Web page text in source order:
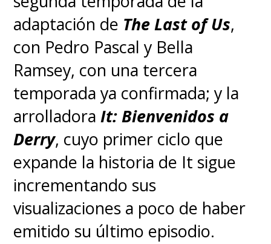
adaptación de The Last of Us,
con Pedro Pascal y Bella
Ramsey, con una tercera
temporada ya confirmada; y la
arrolladoraIt: Bienvenidos a
Derry, cuyo primer ciclo que
expande la historia de It sigue
incrementando sus
visualizaciones a poco de haber
emitido su último episodio.